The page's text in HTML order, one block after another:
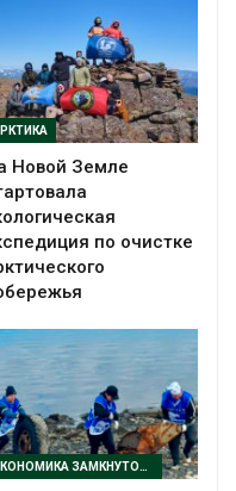
Новой Земле
по очистке
ЭКОНОМИКА ЗАМКНУТОГО ЦИКЛА